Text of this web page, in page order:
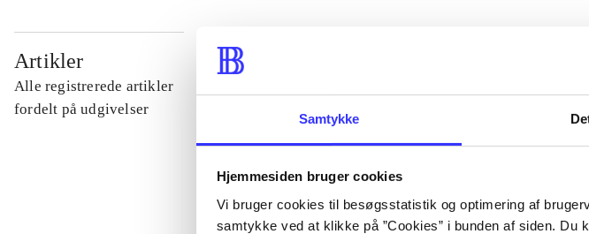
Samtykke
Hjemmesiden bruger cookies
Vi bruger cookies til besøgsstatistik og optimering af
samtykke ved at klikke på ”Cookies” i bunden af siden. Du
Artikler
Alle registrerede artikler
fordelt på udgivelser
...